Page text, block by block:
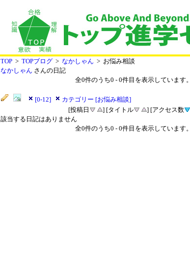
TOP > TOPブログ > なかしゃん > お悩み相談
なかしゃん さんの日記
全0件のうち0 - 0件目を表示しています。
[0-12]
カテゴリー [お悩み相談]
[投稿日
] [タイトル ] [アクセス数
該当する日記はありません
全0件のうち0 - 0件目を表示しています。